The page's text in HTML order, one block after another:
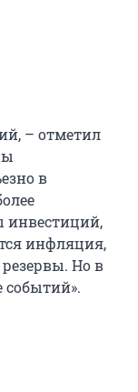
– отметил
в
инвестиций,
инфляция,
Но в
событий».